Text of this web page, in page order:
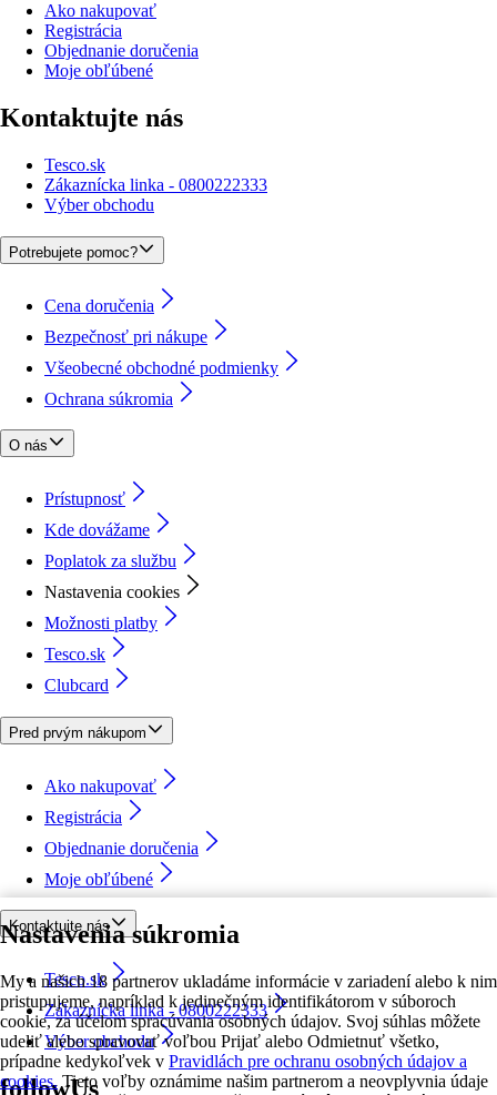
Nastavenia súkromia
My a našich 18 partnerov ukladáme informácie v zariadení alebo k nim
pristupujeme, napríklad k jedinečným identifikátorom v súboroch
cookie, za účelom spracúvania osobných údajov. Svoj súhlas môžete
udeliť alebo spravovať voľbou Prijať alebo Odmietnuť všetko,
prípadne kedykoľvek v Pravidlách pre ochranu osobných údajov a
cookies. Tieto voľby oznámime našim partnerom a neovplyvnia údaje
Ako nakupovať
Registrácia
Objednanie doručenia
Moje obľúbené
Kontaktujte nás
Tesco.sk
Zákaznícka linka - 0800222333
Výber obchodu
Potrebujete pomoc?
Cena doručenia
Bezpečnosť pri nákupe
Všeobecné obchodné podmienky
Ochrana súkromia
O nás
Prístupnosť
Kde dovážame
Poplatok za službu
Nastavenia cookies
Možnosti platby
Tesco.sk
Clubcard
Pred prvým nákupom
Ako nakupovať
Registrácia
Objednanie doručenia
Moje obľúbené
Kontaktujte nás
Tesco.sk
Zákaznícka linka - 0800222333
Výber obchodu
followUs